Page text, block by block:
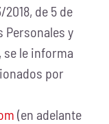
de 5 de
Personales y
se le informa
por
(en adelante